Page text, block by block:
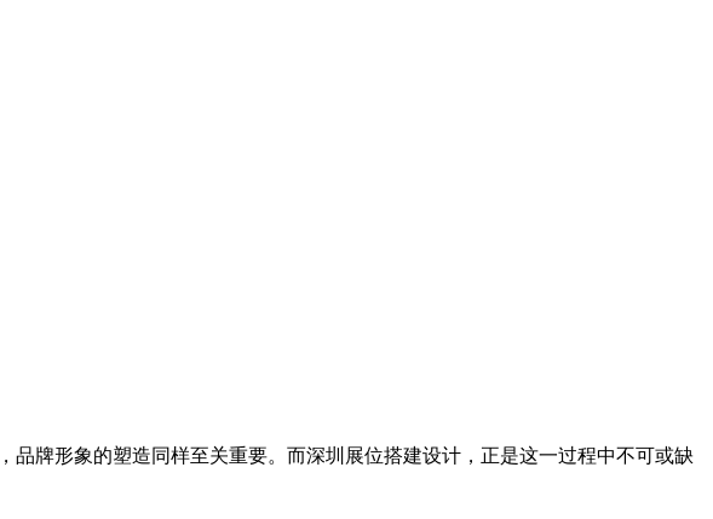
牌形象的塑造同样至关重要。而深圳展位搭建设计，正是这一过程中不可或缺